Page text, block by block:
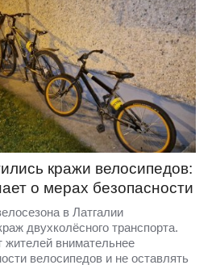
кражи велосипедов:
о мерах безопасности
в Латгалии
двухколёсного транспорта.
жителей внимательнее
велосипедов и не оставлять